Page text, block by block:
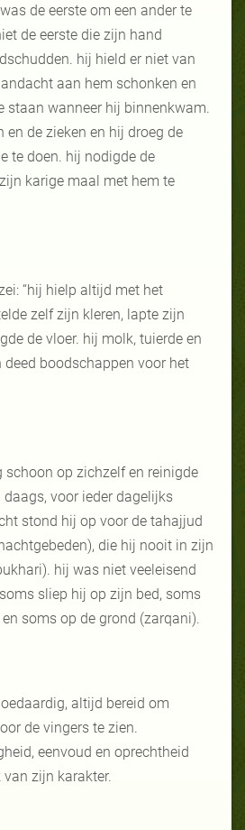
de eerste om een ander te
de eerste die zijn hand
hij hield er niet van
aan hem schonken en
staan wanneer hij binnenkwam.
en de zieken en hij droeg de
te doen. hij nodigde de
karige maal met hem te
“hij hielp altijd met het
zelf zijn kleren, lapte zijn
de vloer. hij molk, tuierde en
deed boodschappen voor het
schoon op zichzelf en reinigde
voor ieder dagelijks
stond hij op voor de tahajjud
die hij nooit in zijn
hij was niet veeleisend
sliep hij op zijn bed, soms
soms op de grond (zarqani).
altijd bereid om
de vingers te zien.
eenvoud en oprechtheid
zijn karakter.